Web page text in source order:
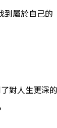
到屬於自己
對人生更深